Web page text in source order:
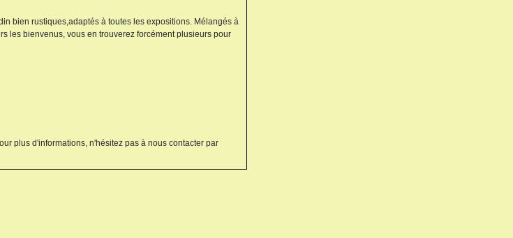
bien rustiques,adaptés à toutes les expositions. Mélangés à
les bienvenus, vous en trouverez forcément plusieurs pour
plus d'informations, n'hésitez pas à nous contacter par